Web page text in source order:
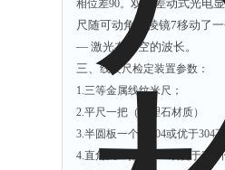
相位差90。 双管差动式光电
尺随可动角锥棱镜7移动了
— 激光在真空的波长。
三、线纹尺检定装置参数：
1.三等金属线纹米尺；
2.平尺一把（大理石材质）
3.半圆板一个（304或优于304
4.直角尺一把 （304或优于304